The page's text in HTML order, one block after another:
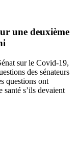
une deuxième
sur le Covid-19,
des sénateurs
questions ont
santé s’ils devaient